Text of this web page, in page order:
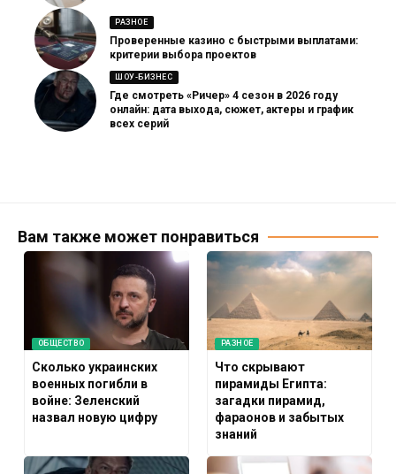
РАЗНОЕ
Проверенные казино с быстрыми выплатами:
критерии выбора проектов
ШОУ-БИЗНЕС
Где смотреть «Ричер» 4 сезон в 2026 году
онлайн: дата выхода, сюжет, актеры и график
всех серий
Вам также может понравиться
ОБЩЕСТВО
Сколько украинских
военных погибли в
войне: Зеленский
назвал новую цифру
РАЗНОЕ
Что скрывают
пирамиды Египта:
загадки пирамид,
фараонов и забытых
знаний